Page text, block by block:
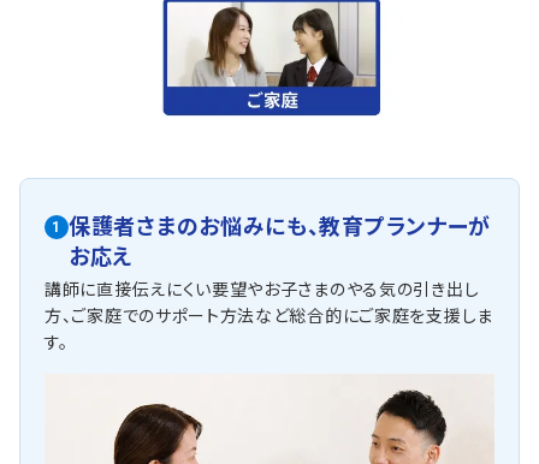
1 保護者さまのお悩みにも、教育プランナーが
お応え
講師に直接伝えにくい要望やお子さまのやる気の引き出し
方、ご家庭でのサポート方法など総合的にご家庭を支援しま
す。